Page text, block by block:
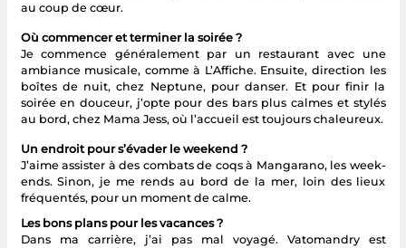
au coup de cœur.
Où commencer et terminer la soirée ?
Je commence généralement par un restaurant avec une
ambiance musicale, comme à L’Affiche. Ensuite, direction les
boîtes de nuit, chez Neptune, pour danser. Et pour finir la
soirée en douceur, j’opte pour des bars plus calmes et stylés
au bord, chez Mama Jess, où l’accueil est toujours chaleureux.
Un endroit pour s’évader le weekend ?
J’aime assister à des combats de coqs à Mangarano, les week-
ends. Sinon, je me rends au bord de la mer, loin des lieux
fréquentés, pour un moment de calme.
Les bons plans pour les vacances ?
Dans ma carrière, j’ai pas mal voyagé. Vatomandry est